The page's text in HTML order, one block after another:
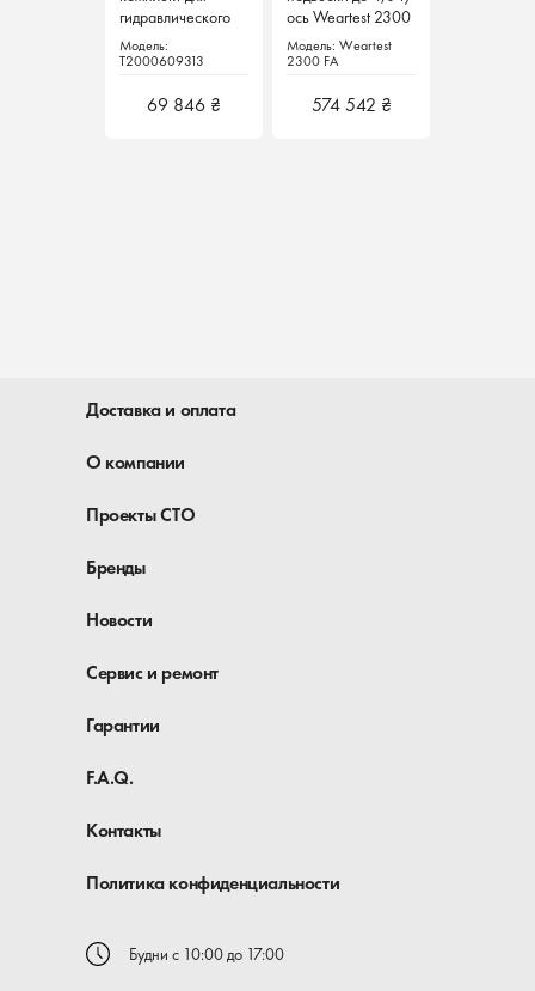
гидравлического
детектора люфтов
Weartest 4600 /
Модель:
T2000609313
69 846 ₴
ось Weartest 2300
FA Hofmann
Германия
Модель: Weartest
2300 FA
574 542 ₴
ось Weartest 2300
FA Hofmann
Германия
Модель: Weartest
2300 FA
574 542 ₴
Доставка и оплата
О компании
Проекты СТО
Бренды
Новости
Сервис и ремонт
Гарантии
F.A.Q.
Контакты
Политика конфиденциальности
Будни с 10:00 до 17:00